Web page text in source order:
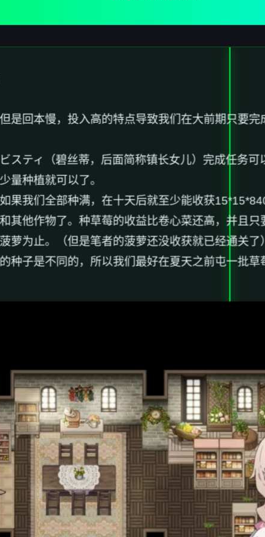
是回本慢，投入高的特点导致我们在大前期只要
スティ（碧丝蒂，后面简称镇长女儿）完成任务
量种植就可以了。
果我们全部种满，在十天后就至少能收获
其他作物了。种草莓的收益比卷心菜还高，并且
萝为止。（但是笔者的菠萝还没收获就已经通关了）
种子是不同的，所以我们最好在夏天之前屯一批